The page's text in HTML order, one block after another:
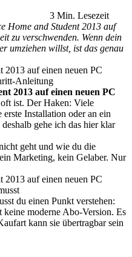
3 Min. Lesezeit
Home and Student 2013 auf
zu verschwenden. Wenn dein
umziehen willst, ist das genau
auf einen neuen PC
Anleitung
2013 auf einen neuen PC
ist. Der Haken: Viele
Installation oder an ein
gehe ich das hier klar
geht und wie du die
Marketing, kein Gelaber. Nur
auf einen neuen PC
du einen Punkt verstehen:
keine moderne Abo-Version. Es
kann sie übertragbar sein